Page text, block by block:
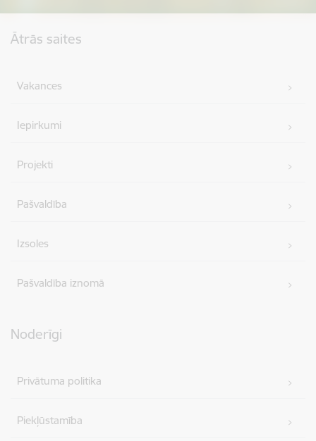
Ātrās saites
Vakances
Iepirkumi
Projekti
Pašvaldība
Izsoles
Pašvaldība iznomā
Noderīgi
Privātuma politika
Piekļūstamība